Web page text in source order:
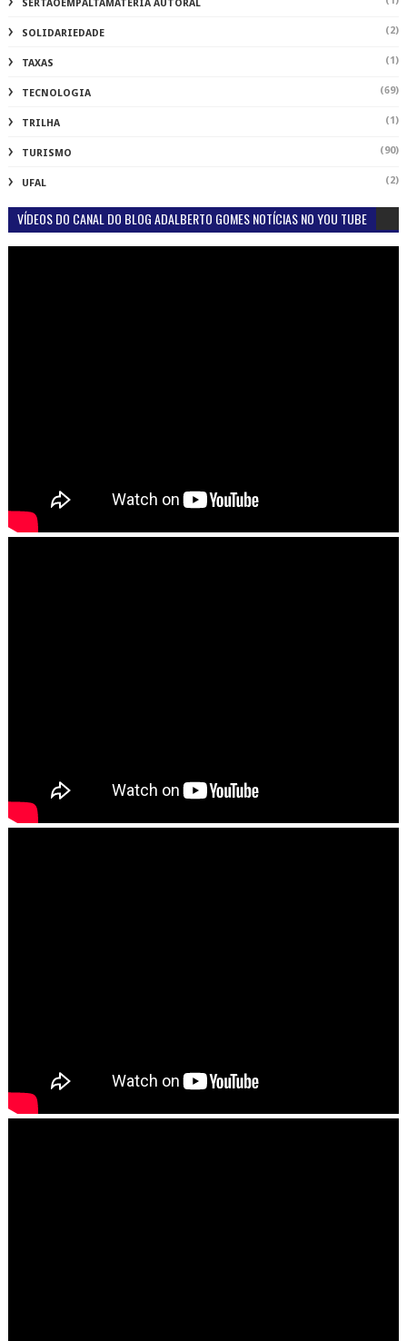
SERTAOEMPALTAMATÉRIA AUTORAL
SOLIDARIEDADE (2)
TAXAS (1)
TECNOLOGIA (69)
TRILHA (1)
TURISMO (90)
UFAL (2)
VÍDEOS DO CANAL DO BLOG ADALBERTO GOMES NOTÍCIAS NO YOU TUBE